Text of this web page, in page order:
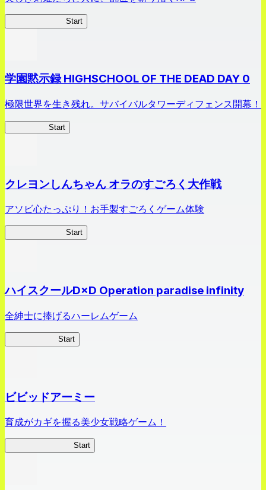
Start
学園黙示録 HIGHSCHOOL OF THE DEAD DAY 0
極限世界を生き残れ。サバイバルタワーディフェンス開幕！
Start
クレヨンしんちゃん オラのすごろく大作戦
アソビ心たっぷり！お手製すごろくゲーム体験
Start
ハイスクールD×D Operation paradise infinity
全紳士に捧げるハーレムゲーム
Start
ビビッドアーミー
育成がカギを握る美少女戦略ゲーム！
Start